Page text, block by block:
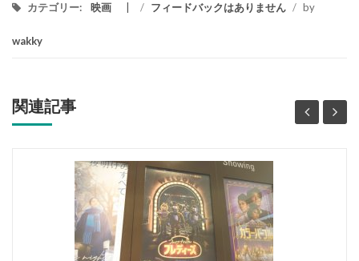
カテゴリー: 映画 / フィードバックはありません / by
wakky
関連記事